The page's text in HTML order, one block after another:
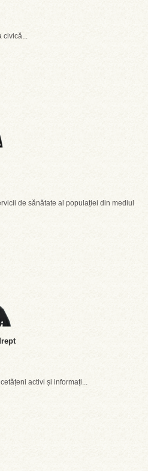
civică...
de sănătate al populației din mediul
activi și informați...